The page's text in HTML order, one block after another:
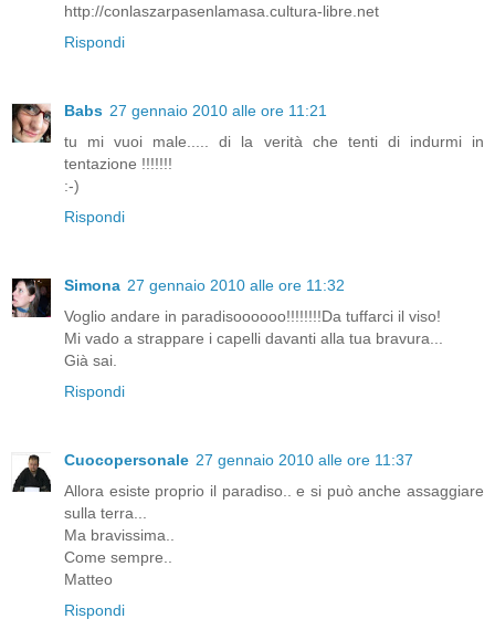
http://conlaszarpasenlamasa.cultura-libre.net
Rispondi
Babs 27 gennaio 2010 alle ore 11:21
tu mi vuoi male..... di la verità che tenti di indurmi in
tentazione !!!!!!!
:-)
Rispondi
Simona 27 gennaio 2010 alle ore 11:32
Voglio andare in paradisoooooo!!!!!!!!Da tuffarci il viso!
Mi vado a strappare i capelli davanti alla tua bravura...
Già sai.
Rispondi
Cuocopersonale 27 gennaio 2010 alle ore 11:37
Allora esiste proprio il paradiso.. e si può anche assaggiare
sulla terra...
Ma bravissima..
Come sempre..
Matteo
Rispondi